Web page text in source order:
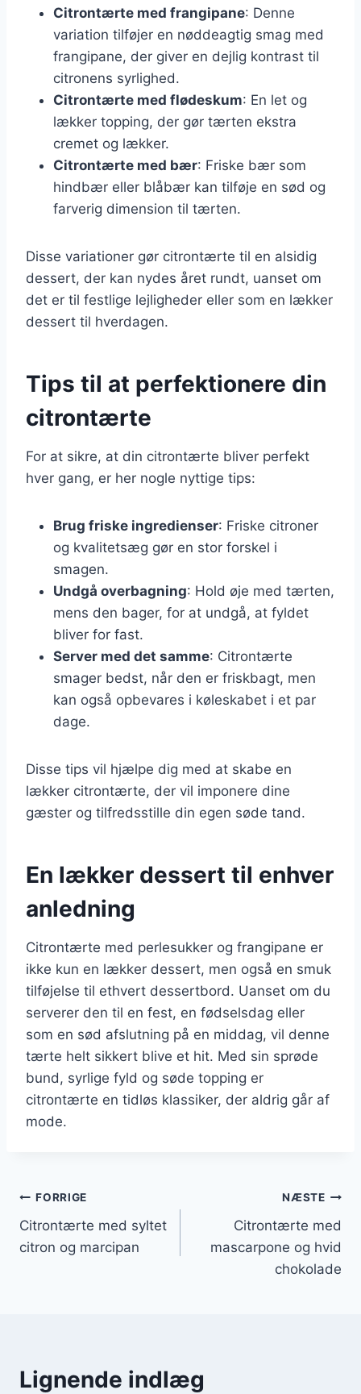
Citrontærte med frangipane: Denne
variation tilføjer en nøddeagtig smag med
frangipane, der giver en dejlig kontrast til
citronens syrlighed.
Citrontærte med flødeskum: En let og
lækker topping, der gør tærten ekstra
cremet og lækker.
Citrontærte med bær: Friske bær som
hindbær eller blåbær kan tilføje en sød og
farverig dimension til tærten.
Disse variationer gør citrontærte til en alsidig
dessert, der kan nydes året rundt, uanset om
det er til festlige lejligheder eller som en lækker
dessert til hverdagen.
Tips til at perfektionere din
citrontærte
For at sikre, at din citrontærte bliver perfekt
hver gang, er her nogle nyttige tips:
Brug friske ingredienser: Friske citroner
og kvalitetsæg gør en stor forskel i
smagen.
Undgå overbagning: Hold øje med tærten,
mens den bager, for at undgå, at fyldet
bliver for fast.
Server med det samme: Citrontærte
smager bedst, når den er friskbagt, men
kan også opbevares i køleskabet i et par
dage.
Disse tips vil hjælpe dig med at skabe en
lækker citrontærte, der vil imponere dine
gæster og tilfredsstille din egen søde tand.
En lækker dessert til enhver
anledning
Citrontærte med perlesukker og frangipane er
ikke kun en lækker dessert, men også en smuk
tilføjelse til ethvert dessertbord. Uanset om du
serverer den til en fest, en fødselsdag eller
som en sød afslutning på en middag, vil denne
tærte helt sikkert blive et hit. Med sin sprøde
bund, syrlige fyld og søde topping er
citrontærte en tidløs klassiker, der aldrig går af
mode.
Indlægsnavigation
FORRIGE
Citrontærte med syltet
citron og marcipan
NÆSTE
Citrontærte med
mascarpone og hvid
chokolade
Lignende indlæg